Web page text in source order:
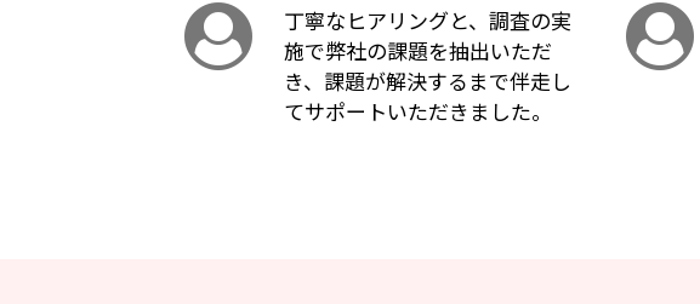
丁寧なヒアリングと、調査の実
施で弊社の課題を抽出いただ
き、課題が解決するまで伴走し
てサポートいただきました。